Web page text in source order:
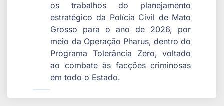
os trabalhos do planejamento
estratégico da Polícia Civil de Mato
Grosso para o ano de 2026, por
meio da Operação Pharus, dentro do
Programa Tolerância Zero, voltado
ao combate às facções criminosas
em todo o Estado.